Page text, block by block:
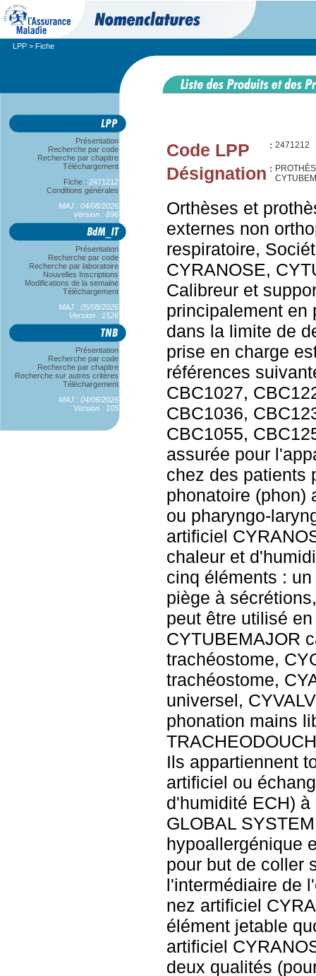
LPP > Fiche
Présentation
Recherche par code
Recherche par chapitre
Téléchargement
Fiche : 2471212
Conditions générales
MAJ : 04/08/2026
Version : 896
Présentation
Recherche par code
Recherche par laboratoire
Nouvelles Inscriptions
Modifications de la semaine
Téléchargement
MAJ : 05/08/2026
Version : 1526
Présentation
Recherche par code
Recherche par chapitre
Recherche sur autres critères
Téléchargement
MAJ : 04/06/2026
Version : 105
Code LPP : 2471212
Désignation :
Orthèses et
externes non
respiratoire,
CYRANOSE,
Calibreur et
principalement en
dans la limite de
prise en charge
références
CBC1027,
CBC1036,
CBC1055,
assurée pour
chez des patients
phonatoire (phon)
ou pharyngo-
artificiel
chaleur et
cinq éléments :
piège à
peut être utilisé
CYTUBEMAJOR
trachéostome,
trachéostome,
universel,
phonation mains
Ils appartiennent
artificiel ou
d'humidité ECH)
GLOBAL
hypoallergénique
pour but de coller
l'intermédiaire de
nez artificiel
élément jetable
artificiel
deux qualités